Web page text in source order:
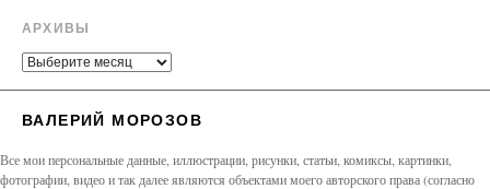
АРХИВЫ
ВАЛЕРИЙ МОРОЗОВ
Все мои персональные данные, иллюстрации, рисунки, статьи, комиксы, картинки,
фотографии, видео и так далее являются объектами моего авторского права (согласно